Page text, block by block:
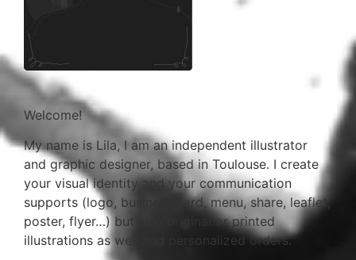
Welcome!
My name is Lila, I am an independent illustrator
and graphic designer, based in Toulouse. I create
your visual identity and your communication
supports (logo, business card, menu, share, leaflet,
poster, flyer…) but also original or printed
illustrations as well and personalized orders.